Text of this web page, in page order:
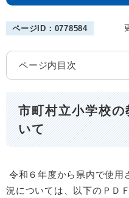
ページID：0778584
ページ内目次
市町村立小学校
いて
令和６年度から県内で使用
況については、以下のＰＤ